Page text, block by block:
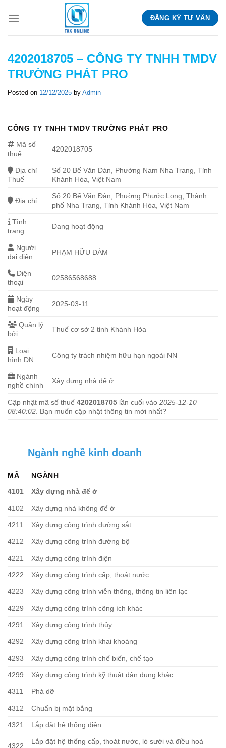
ĐĂNG KÝ TƯ VẤN
4202018705 – CÔNG TY TNHH TMDV
TRƯỜNG PHÁT PRO
Posted on 12/12/2025 by Admin
CÔNG TY TNHH TMDV TRƯỜNG PHÁT PRO
Mã số
thuế
4202018705
Địa chỉ
Thuế
Số 20 Bế Văn Đàn, Phường Nam Nha Trang, Tỉnh
Khánh Hòa, Việt Nam
Địa chỉ
Số 20 Bế Văn Đàn, Phường Phước Long, Thành
phố Nha Trang, Tỉnh Khánh Hòa, Việt Nam
Tình
trạng
Đang hoạt động
Người
đại diện
PHẠM HỮU ĐÀM
Điện
thoại
02586568688
Ngày
hoạt động
2025-03-11
Quản lý
bởi
Thuế cơ sở 2 tỉnh Khánh Hòa
Loại
hình DN
Công ty trách nhiệm hữu hạn ngoài NN
Ngành
nghề chính
Xây dựng nhà để ở
Cập nhật mã số thuế 4202018705 lần cuối vào 2025-12-10
08:40:02 . Bạn muốn cập nhật thông tin mới nhất?
Ngành nghề kinh doanh
MÃ
NGÀNH
4101
Xây dựng nhà để ở
4102 Xây dựng nhà không để ở
4211 Xây dựng công trình đường sắt
4212 Xây dựng công trình đường bộ
4221 Xây dựng công trình điện
4222 Xây dựng công trình cấp, thoát nước
4223 Xây dựng công trình viễn thông, thông tin liên lạc
4229 Xây dựng công trình công ích khác
4291 Xây dựng công trình thủy
4292 Xây dựng công trình khai khoáng
4293 Xây dựng công trình chế biến, chế tạo
4299 Xây dựng công trình kỹ thuật dân dụng khác
4311 Phá dỡ
4312 Chuẩn bị mặt bằng
4321 Lắp đặt hệ thống điện
4322
Lắp đặt hệ thống cấp, thoát nước, lò sưởi và điều hoà